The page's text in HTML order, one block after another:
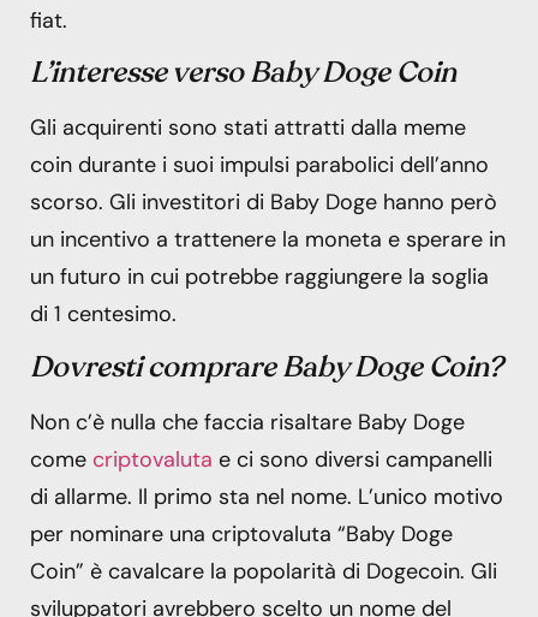
fiat.
L’interesse verso Baby Doge Coin
Gli acquirenti sono stati attratti dalla meme
coin durante i suoi impulsi parabolici dell’anno
scorso. Gli investitori di Baby Doge hanno però
un incentivo a trattenere la moneta e sperare in
un futuro in cui potrebbe raggiungere la soglia
di 1 centesimo.
Dovresti comprare Baby Doge Coin?
Non c’è nulla che faccia risaltare Baby Doge
come criptovaluta e ci sono diversi campanelli
di allarme. Il primo sta nel nome. L’unico motivo
per nominare una criptovaluta “Baby Doge
Coin” è cavalcare la popolarità di Dogecoin. Gli
sviluppatori avrebbero scelto un nome del